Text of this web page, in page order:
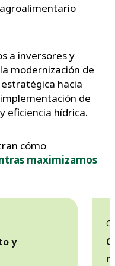
y
a inversores y
modernización de
hacia
de
eficiencia hídrica.
cómo
maximizamos